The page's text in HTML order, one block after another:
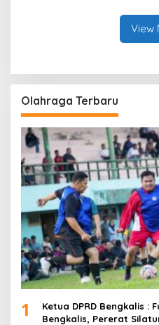
View
Olahraga Terbaru
1
Ketua DPRD Bengkalis :
Bengkalis, Pererat